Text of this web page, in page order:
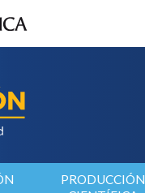
PRODUCCIÓN